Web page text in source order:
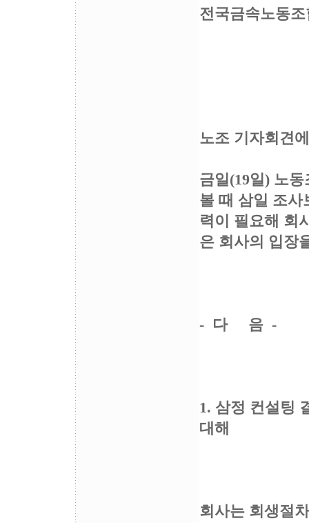
전국금속노동
노조 기자회견
금일(19일) 노
볼 때 삼일 조사
력이 필요해 회
은 회사의 입장
- 다 음 -
1. 삼정 컨설팅
대해
회사는 회생절